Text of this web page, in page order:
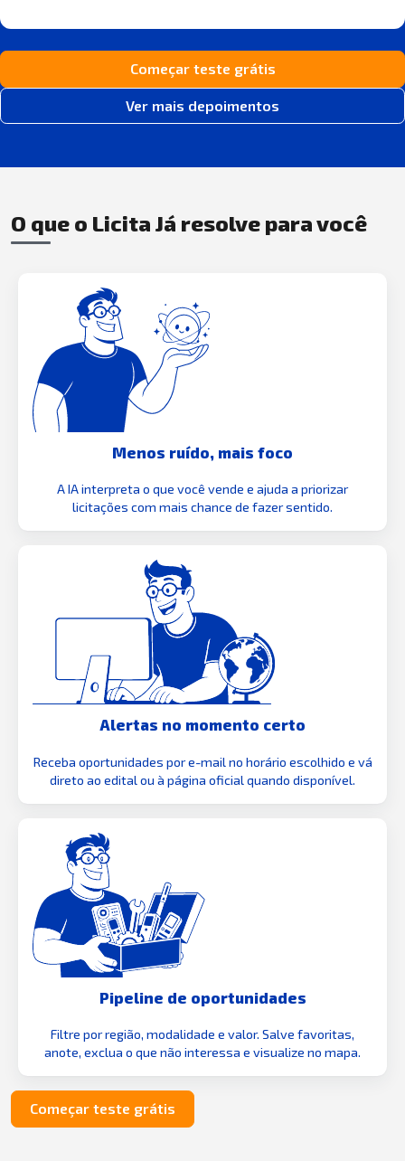
Começar teste grátis
Ver mais depoimentos
O que o Licita Já resolve para você
Menos ruído, mais foco
A IA interpreta o que você vende e ajuda a priorizar
licitações com mais chance de fazer sentido.
Alertas no momento certo
Receba oportunidades por e-mail no horário escolhido e vá
direto ao edital ou à página oficial quando disponível.
Pipeline de oportunidades
Filtre por região, modalidade e valor. Salve favoritas,
anote, exclua o que não interessa e visualize no mapa.
Começar teste grátis